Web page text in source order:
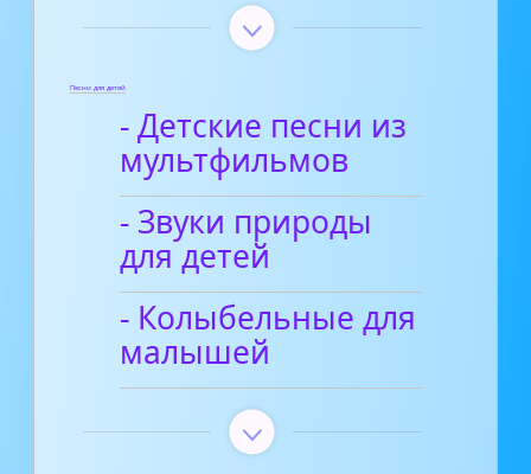
Песни для детей
- Детские песни из
мультфильмов
- Звуки природы
для детей
- Колыбельные для
малышей